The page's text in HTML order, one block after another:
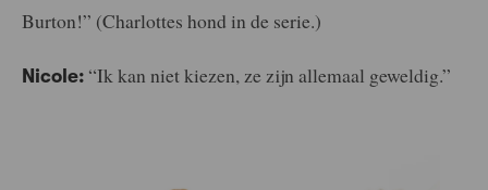
Burton!” (Charlottes hond in de serie.)
Nicole: “Ik kan niet kiezen, ze zijn allemaal geweldig.”